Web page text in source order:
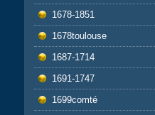
1678-1851
1678toulouse
1687-1714
1691-1747
1699comté